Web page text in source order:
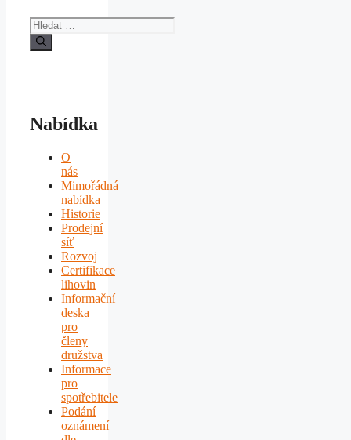
Hledat:
Nabídka
O
nás
Mimořádná
nabídka
Historie
Prodejní
síť
Rozvoj
Certifikace
lihovin
Informační
deska
pro
členy
družstva
Informace
pro
spotřebitele
Podání
oznámení